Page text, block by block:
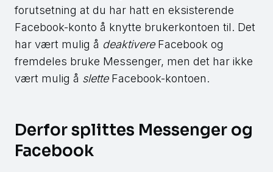
forutsetning at du har hatt en eksisterende
Facebook-konto å knytte brukerkontoen til. Det
har vært mulig å deaktivereFacebook og
fremdeles bruke Messenger, men det har ikke
vært mulig å sletteFacebook-kontoen.
Derfor splittes Messenger og
Facebook